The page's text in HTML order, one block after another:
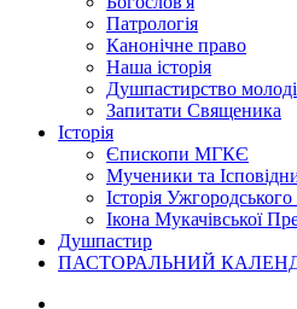
Патрологія
Канонічне право
Наша історія
Душпастирство молоді
Запитати Священика
Історія
Єпископи МГКЄ
Мученики та
Історія
Ікона Мукачівської
Душпастир
ПАСТОРАЛЬНИЙ